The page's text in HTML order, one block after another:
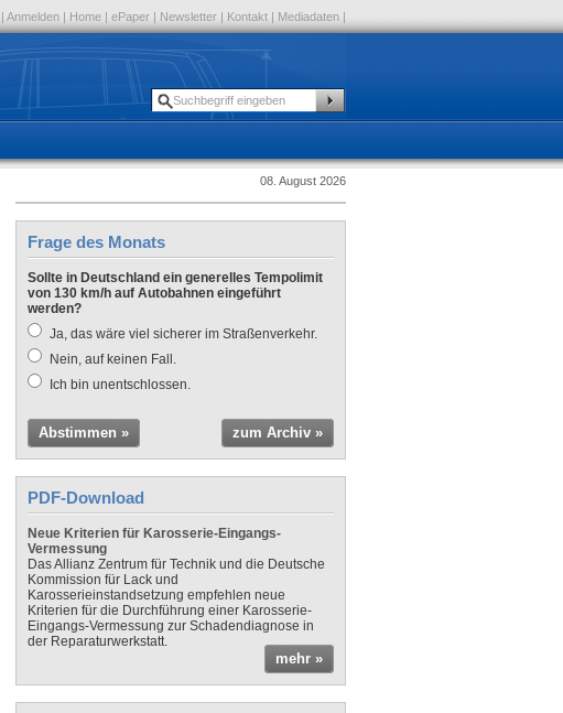
| Anmelden | Home | ePaper | Newsletter | Kontakt | Mediadaten |
08. August 2026
Frage des Monats
Sollte in Deutschland ein generelles Tempolimit
von 130 km/h auf Autobahnen eingeführt
werden?
Ja, das wäre viel sicherer im Straßenverkehr.
Nein, auf keinen Fall.
Ich bin unentschlossen.
Abstimmen » zum Archiv »
PDF-Download
Neue Kriterien für Karosserie-Eingangs-
Vermessung
Das Allianz Zentrum für Technik und die Deutsche
Kommission für Lack und
Karosserieinstandsetzung empfehlen neue
Kriterien für die Durchführung einer Karosserie-
Eingangs-Vermessung zur Schadendiagnose in
der Reparaturwerkstatt.
mehr »